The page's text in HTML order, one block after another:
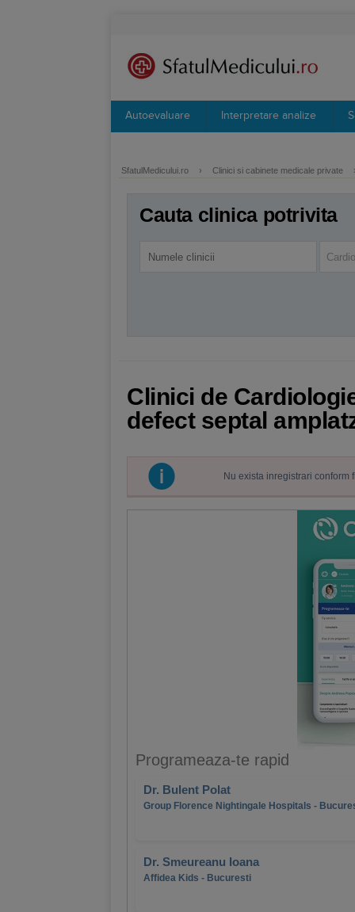
Autoevaluare Interpretare analize
SfatulMedicului.ro › Clinici si cabinete medicale private
Cauta clinica potrivita
Clinici de
defect septal
Nu exista inregistrari
Programeaza-te rapid
Dr. Bulent Polat
Group Florence Nightingale Hospitals -
Dr. Smeureanu Ioana
Affidea Kids - Bucuresti